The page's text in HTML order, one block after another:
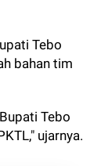
Tebo
bahan tim
Tebo
ujarnya.